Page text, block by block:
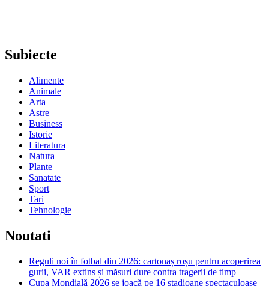
Subiecte
Alimente
Animale
Arta
Astre
Business
Istorie
Literatura
Natura
Plante
Sanatate
Sport
Tari
Tehnologie
Noutati
Reguli noi în fotbal din 2026: cartonaș roșu pentru acoperirea
gurii, VAR extins și măsuri dure contra tragerii de timp
Cupa Mondială 2026 se joacă pe 16 stadioane spectaculoase